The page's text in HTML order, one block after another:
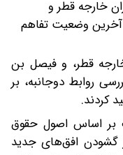
خارجه قطر و
آخرین وضعیت تفاهم
قطر، و فیصل بن
روابط دوجانبه، بر
کردند.
بر اساس اصول حقوق
گشودن افق‌های جدید